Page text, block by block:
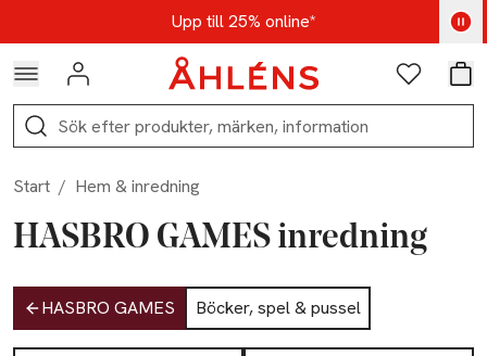
Hoppa till navigationsmenynUpp till 25% online*
Kod: AUG25 - Shoppa nu
Logga in Favoriter
Sök
Start / Hem & inredning
HASBRO GAMES inredning
Hoppa till produktsidan
HASBRO GAMES
Böcker, spel & pussel
Hoppa till produktsidan
Lista över produkter